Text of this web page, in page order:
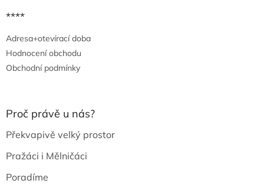
****
Adresa+otevírací doba
Hodnocení obchodu
Obchodní podmínky
Proč právě u nás?
Překvapivě velký prostor
Pražáci i Mělničáci
Poradíme